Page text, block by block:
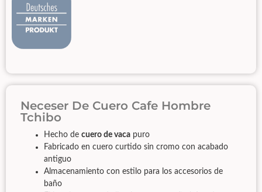
Neceser De Cuero Cafe Hombre
Tchibo
Hecho de cuero de vaca puro
Fabricado en cuero curtido sin cromo con acabado
antiguo
Almacenamiento con estilo para los accesorios de
baño